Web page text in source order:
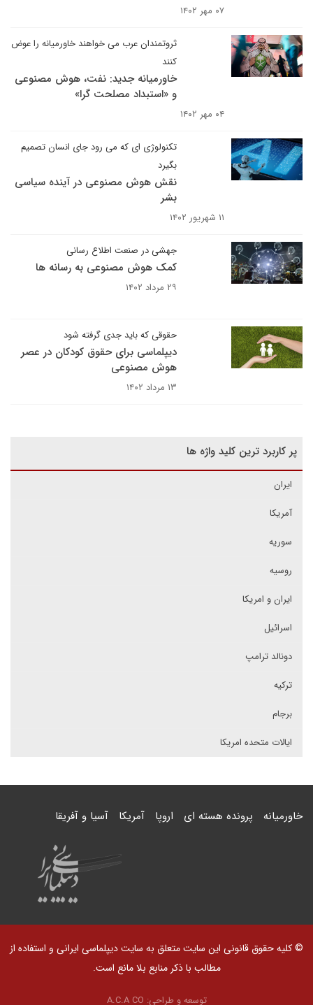
۰۷ مهر ۱۴۰۲
ثروتمندان عرب می خواهند خاورمیانه را عوض
کنند
خاورمیانه جدید: نفت، هوش مصنوعی
و «استبداد مصلحت گرا»
۰۴ مهر ۱۴۰۲
تکنولوژی ای که می رود جای انسان تصمیم
بگیرد
نقش هوش مصنوعی در آینده سیاسی
بشر
۱۱ شهریور ۱۴۰۲
جهشی در صنعت اطلاع رسانی
کمک هوش مصنوعی به رسانه ها
۲۹ مرداد ۱۴۰۲
حقوقی که باید جدی گرفته شود
دیپلماسی برای حقوق کودکان در عصر
هوش مصنوعی
۱۳ مرداد ۱۴۰۲
پر کاربرد ترین کلید واژه ها
ایران
آمریکا
سوریه
روسیه
ایران و امریکا
اسرائیل
دونالد ترامپ
ترکیه
برجام
ایالات متحده امریکا
خاورمیانه پرونده هسته ای اروپا آمریکا آسیا و آفریقا
© کلیه حقوق قانونی این سایت متعلق به سایت دیپلماسی ایرانی و استفاده از
مطالب با ذکر منابع بلا مانع است.
توسعه و طراحی: A.C.A CO